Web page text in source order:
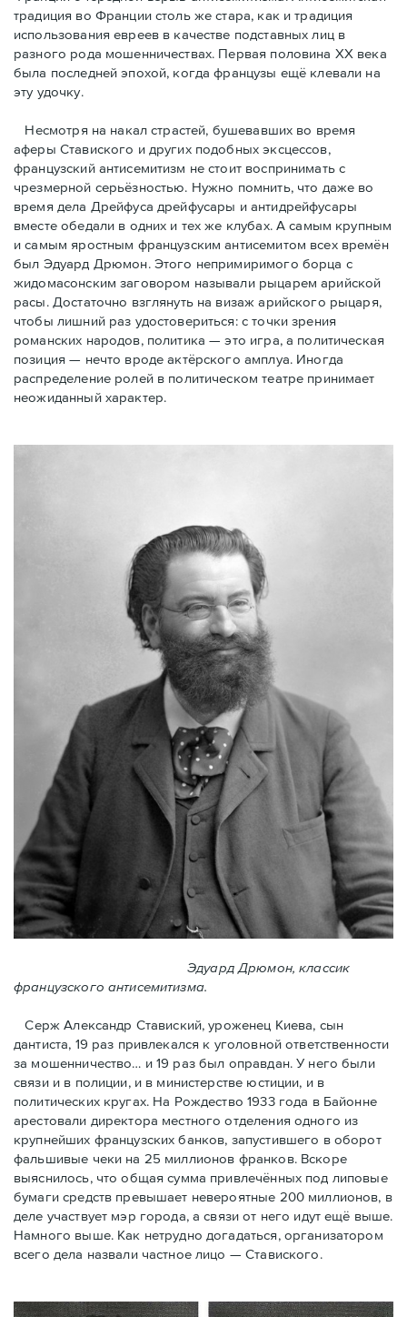
традиция во Франции столь же стара, как и традиция
использования евреев в качестве подставных лиц в
разного рода мошенничествах. Первая половина ХХ века
была последней эпохой, когда французы ещё клевали на
эту удочку.
Несмотря на накал страстей, бушевавших во время
аферы Ставиского и других подобных эксцессов,
французский антисемитизм не стоит воспринимать с
чрезмерной серьёзностью. Нужно помнить, что даже во
время дела Дрейфуса дрейфусары и антидрейфусары
вместе обедали в одних и тех же клубах. А самым крупным
и самым яростным французским антисемитом всех времён
был Эдуард Дрюмон. Этого непримиримого борца с
жидомасонским заговором называли рыцарем арийской
расы. Достаточно взглянуть на визаж арийского рыцаря,
чтобы лишний раз удостовериться: с точки зрения
романских народов, политика — это игра, а политическая
позиция — нечто вроде актёрского амплуа. Иногда
распределение ролей в политическом театре принимает
неожиданный характер.
Эдуард Дрюмон, классик
французского антисемитизма.
Серж Александр Ставиский, уроженец Киева, сын
дантиста, 19 раз привлекался к уголовной ответственности
за мошенничество… и 19 раз был оправдан. У него были
связи и в полиции, и в министерстве юстиции, и в
политических кругах. На Рождество 1933 года в Байoнне
арестовали директора местного отделения одного из
крупнейших французских банков, запустившего в оборот
фальшивые чеки на 25 миллионов франков. Вскоре
выяснилось, что общая сумма привлечённых под липовые
бумаги средств превышает невероятные 200 миллионов, в
деле участвует мэр города, a связи от него идут ещё выше.
Намного выше. Как нетрудно догадаться, организатором
всего дела назвали частное лицо — Ставиского.